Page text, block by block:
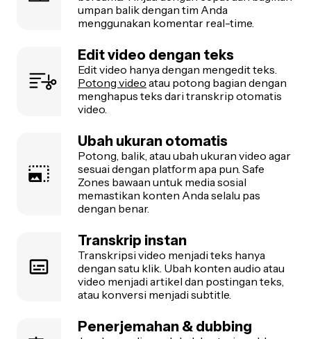
umpan balik dengan tim Anda
menggunakan komentar real-time.
Edit video dengan teks
Edit video hanya dengan mengedit teks.
Potong video atau potong bagian dengan
menghapus teks dari transkrip otomatis
video.
Ubah ukuran otomatis
Potong, balik, atau ubah ukuran video agar
sesuai dengan platform apa pun. Safe
Zones bawaan untuk media sosial
memastikan konten Anda selalu pas
dengan benar.
Transkrip instan
Transkripsi video menjadi teks hanya
dengan satu klik. Ubah konten audio atau
video menjadi artikel dan postingan teks,
atau konversi menjadi subtitle.
Penerjemahan & dubbing